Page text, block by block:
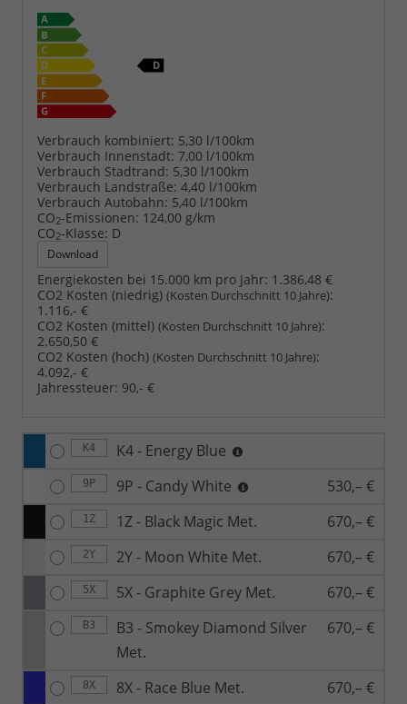
Verbrauch kombiniert: 5,30 l/100km
Verbrauch Innenstadt: 7,00 l/100km
Verbrauch Stadtrand: 5,30 l/100km
Verbrauch Landstraße: 4,40 l/100km
Verbrauch Autobahn: 5,40 l/100km
CO2-Emissionen: 124,00 g/km
CO2-Klasse: D
Download
Energiekosten bei 15.000 km pro Jahr: 1.386,48 €
CO2 Kosten (niedrig) (Kosten Durchschnitt 10 Jahre):
1.116,- €
CO2 Kosten (mittel) (Kosten Durchschnitt 10 Jahre):
2.650,50 €
CO2 Kosten (hoch) (Kosten Durchschnitt 10 Jahre):
4.092,- €
Jahressteuer: 90,- €
K4 K4 - Energy Blue
9P 9P - Candy White 530,– €
1Z 1Z - Black Magic Met. 670,– €
2Y 2Y - Moon White Met. 670,– €
5X 5X - Graphite Grey Met. 670,– €
B3
B3 - Smokey Diamond Silver
Met.
670,– €
8X 8X - Race Blue Met. 670,– €